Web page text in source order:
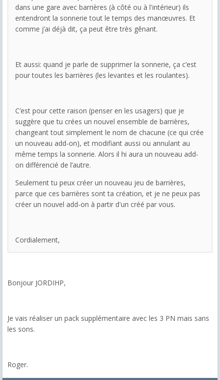
dans une gare avec barrières (à côté ou à l'intérieur) ils
entendront la sonnerie tout le temps des manœuvres. Et
comme j’ai déjà dit, ça peut être très gênant.
Et aussi: quand je parle de supprimer la sonnerie, ça c’est
pour toutes les barrières (les levantes et les roulantes).
C’est pour cette raison (penser en les usagers) que je
suggère que tu crées un nouvel ensemble de barrières,
changeant tout simplement le nom de chacune (ce qui crée
un nouveau add-on), et modifiant aussi ou annulant au
même temps la sonnerie. Alors il hi aura un nouveau add-
on différencié de l’autre.
Seulement tu peux créer un nouveau jeu de barrières,
parce que ces barrières sont ta création, et je ne peux pas
créer un nouvel add-on à partir d'un créé par vous.
Cordialement,
Bonjour JORDIHP,
Je vais réaliser un pack supplémentaire avec les 3 PN mais sans
les sons.
Roger.